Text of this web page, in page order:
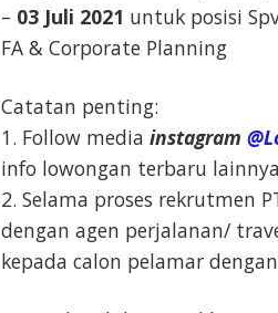
– 03 Juli 2021 untuk posisi
FA & Corporate Planning
Catatan penting:
1. Follow media instagram
info lowongan terbaru lainnya
2. Selama proses rekrutmen
dengan agen perjalanan/
kepada calon pelamar